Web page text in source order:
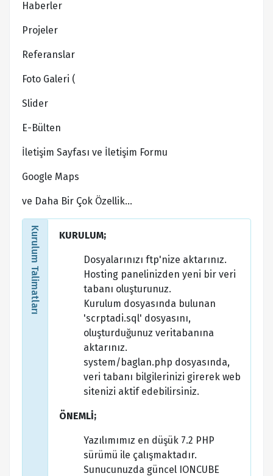
Haberler
Projeler
Referanslar
Foto Galeri (
Slider
E-Bülten
İletişim Sayfası ve İletişim Formu
Google Maps
ve Daha Bir Çok Özellik...
Kurulum Talimatları KURULUM;
Dosyalarınızı ftp'nize aktarınız.
Hosting panelinizden yeni bir veri
tabanı oluşturunuz.
Kurulum dosyasında bulunan
'scrptadi.sql' dosyasını,
oluşturduğunuz veritabanına
aktarınız.
system/baglan.php dosyasında,
veri tabanı bilgilerinizi girerek web
sitenizi aktif edebilirsiniz.
ÖNEMLİ;
Yazılımımız en düşük 7.2 PHP
sürümü ile çalışmaktadır.
Sunucunuzda güncel IONCUBE